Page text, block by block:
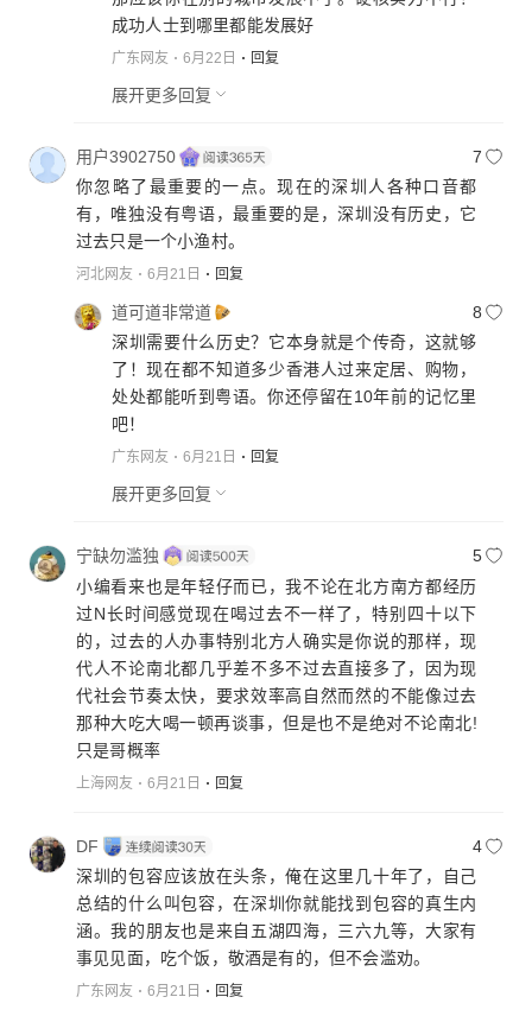
成功人士到哪里都能发展好
广东网友 6月22日 回复
展开更多回复
用户3902750
7
你忽略了最重要的一点。现在的深圳人各种口音都
有，唯独没有粤语，最重要的是，深圳没有历史，它
过去只是一个小渔村。
河北网友 6月21日 回复
道可道非常道
8
深圳需要什么历史？它本身就是个传奇，这就够
了！现在都不知道多少香港人过来定居、购物，
处处都能听到粤语。你还停留在10年前的记忆里
吧！
广东网友 6月21日 回复
展开更多回复
宁缺勿滥独
5
小编看来也是年轻仔而已，我不论在北方南方都经历
过N长时间感觉现在喝过去不一样了，特别四十以下
的，过去的人办事特别北方人确实是你说的那样，现
代人不论南北都几乎差不多不过去直接多了，因为现
代社会节奏太快，要求效率高自然而然的不能像过去
那种大吃大喝一顿再谈事，但是也不是绝对不论南北!
只是哥概率
上海网友 6月21日 回复
DF
4
深圳的包容应该放在头条，俺在这里几十年了，自己
总结的什么叫包容，在深圳你就能找到包容的真生内
涵。我的朋友也是来自五湖四海，三六九等，大家有
事见见面，吃个饭，敬酒是有的，但不会滥劝。
广东网友 6月21日 回复